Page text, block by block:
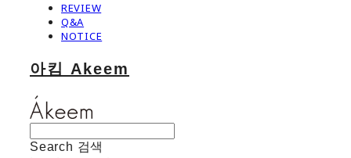
REVIEW
Q&A
NOTICE
아킴 Akeem
Search 검색